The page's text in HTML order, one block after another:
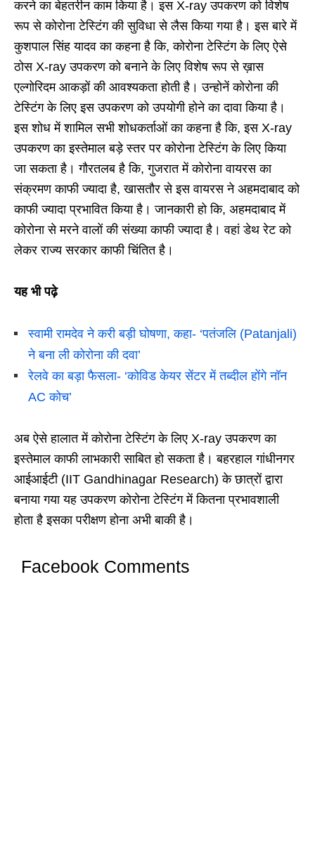
करने का बेहतरीन काम किया है। इस X-ray उपकरण को विशेष
रूप से कोरोना टेस्टिंग की सुविधा से लैस किया गया है। इस बारे में
कुशपाल सिंह यादव का कहना है कि, कोरोना टेस्टिंग के लिए ऐसे
ठोस X-ray उपकरण को बनाने के लिए विशेष रूप से ख़ास
एल्गोरिदम आकड़ों की आवश्यकता होती है। उन्होनें कोरोना की
टेस्टिंग के लिए इस उपकरण को उपयोगी होने का दावा किया है।
इस शोध में शामिल सभी शोधकर्ताओं का कहना है कि, इस X-ray
उपकरण का इस्तेमाल बड़े स्तर पर कोरोना टेस्टिंग के लिए किया
जा सकता है। गौरतलब है कि, गुजरात में कोरोना वायरस का
संक्रमण काफी ज्यादा है, खासतौर से इस वायरस ने अहमदाबाद को
काफी ज्यादा प्रभावित किया है। जानकारी हो कि, अहमदाबाद में
कोरोना से मरने वालों की संख्या काफी ज्यादा है। वहां डेथ रेट को
लेकर राज्य सरकार काफी चिंतित है।
यह भी पढ़े
स्वामी रामदेव ने करी बड़ी घोषणा, कहा- ‘पतंजलि (Patanjali)
ने बना ली कोरोना की दवा’
रेलवे का बड़ा फैसला- ‘कोविड केयर सेंटर में तब्दील होंगे नॉन
AC कोच’
अब ऐसे हालात में कोरोना टेस्टिंग के लिए X-ray उपकरण का
इस्तेमाल काफी लाभकारी साबित हो सकता है। बहरहाल गांधीनगर
आईआईटी (IIT Gandhinagar Research) के छात्रों द्वारा
बनाया गया यह उपकरण कोरोना टेस्टिंग में कितना प्रभावशाली
होता है इसका परीक्षण होना अभी बाकी है।
Facebook Comments